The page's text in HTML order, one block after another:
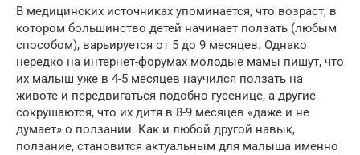
В медицинских источниках упоминается, что возраст, в
котором большинство детей начинает ползать (любым
способом), варьируется от 5 до 9 месяцев. Однако
нередко на интернет-форумах молодые мамы пишут, что
их малыш уже в 4-5 месяцев научился ползать на
животе и передвигаться подобно гусенице, а другие
сокрушаются, что их дитя в 8-9 месяцев «даже и не
думает» о ползании. Как и любой другой навык,
ползание, становится актуальным для малыша именно